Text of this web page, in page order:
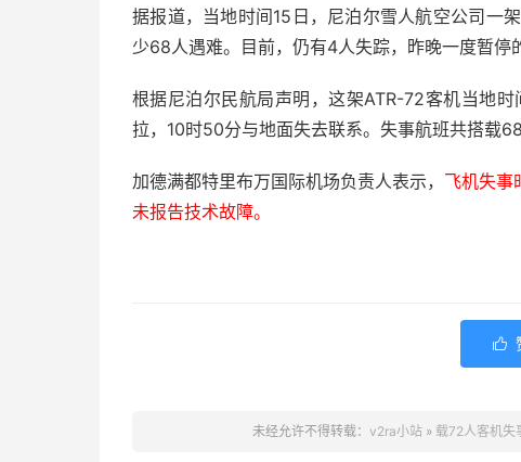
据报道，当地时间15日，尼泊尔雪人航空公司一
少68人遇难。目前，仍有4人失踪，昨晚一度暂停
根据尼泊尔民航局声明，这架ATR-72客机当地
拉，10时50分与地面失去联系。失事航班共搭载
加德满都特里布万国际机场负责人表示， 飞机失事
未报告技术故障。

未经允许不得转载： v2ra小站 » 载72人客机失